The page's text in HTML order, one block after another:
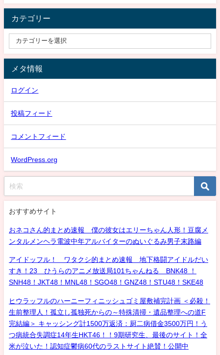
カテゴリー
メタ情報
ログイン
投稿フィード
コメントフィード
WordPress.org
おすすめサイト
おネコさん的まとめ速報 僕の彼女はエリーちゃん人形！豆腐メ
ンタルメンヘラ電波中年アルバイターのぬいぐるみ男子末路編
アイドッフル！ ワタクシ的まとめ速報 地下格闘アイドルだい
すき！23 ひうらのアニメ放送局101ちゃんねる BNK48 ！
SNH48！JKT48！MNL48！SGO48！GNZ48！STU48！SKE48
ヒウラッフルのハーニーフィニッシュゴミ屋敷補完計画 ＜必殺！
生前整理人！孤立し孤独死からの～特殊清掃・遺品整理への道F
完結編＞ キャッシング計1500万返済：厨二病借金3500万円！う
つ病統合失調症14年生HKT46！！9期研究生、最後のサイト！全
米が泣いた！認知症鬱病60代のラストサイト絶賛！公開中